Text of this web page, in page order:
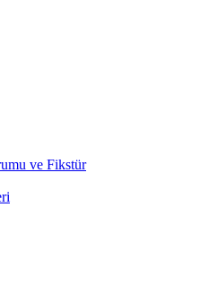
ve Fikstür